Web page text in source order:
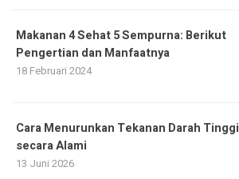
Makanan 4 Sehat 5 Sempurna: Berikut
Pengertian dan Manfaatnya
18 Februari 2024
Cara Menurunkan Tekanan Darah Tinggi
secara Alami
13 Juni 2026